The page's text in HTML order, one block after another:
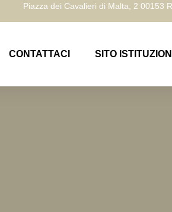
Piazza dei Cavalieri di Malta, 2 00153
CONTATTACI SITO